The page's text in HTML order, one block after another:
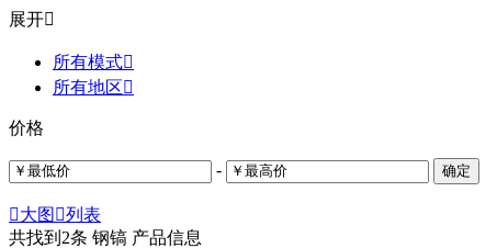
展开
所有模式
所有地区
价格
- 确定
大图 列表
共找到 2条 钢镐 产品信息